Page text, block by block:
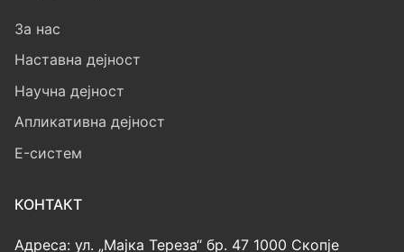
За нас
Наставна дејност
Научна дејност
Апликативна дејност
E-систем
КОНТАКТ
Адреса: ул. „Мајка Тереза“ бр. 47 1000 Скопје